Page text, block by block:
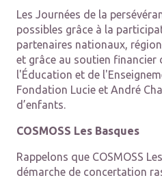
Les Journées de la
possibles grâce à la
partenaires nationaux,
et grâce au soutien financier
l'Éducation et de
Fondation Lucie et André
d’enfants.
COSMOSS Les Basques
Rappelons que COSMOSS
démarche de concertation